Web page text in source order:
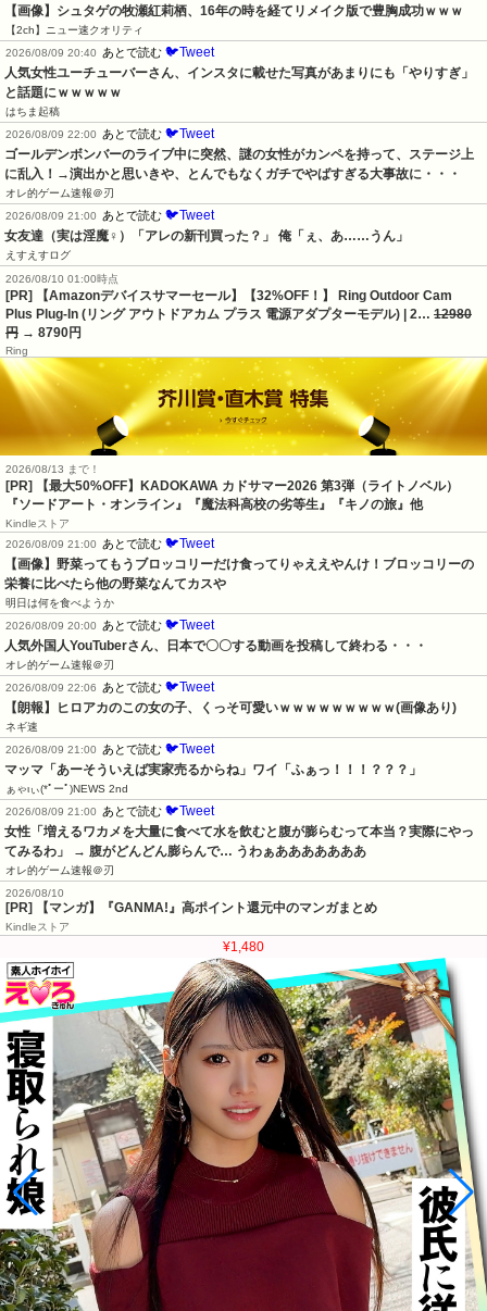
【画像】シュタゲの牧瀬紅莉栖、16年の時を経てリメイク版で豊胸成功ｗｗｗ
【2ch】ニュー速クオリティ
2026/08/09 20:40
あとで読む 🐦Tweet
人気女性ユーチューバーさん、インスタに載せた写真があまりにも「やりすぎ」
と話題にｗｗｗｗｗ
はちま起稿
2026/08/09 22:00
あとで読む 🐦Tweet
ゴールデンボンバーのライブ中に突然、謎の女性がカンペを持って、ステージ上
に乱入！→演出かと思いきや、とんでもなくガチでやばすぎる大事故に・・・
オレ的ゲーム速報＠刃
2026/08/09 21:00
あとで読む 🐦Tweet
女友達（実は淫魔♀）「アレの新刊買った？」 俺「ぇ、あ……うん」
えすえすログ
2026/08/10 01:00時点
[PR] 【Amazonデバイスサマーセール】【32%OFF！】 Ring Outdoor Cam
Plus Plug-In (リング アウトドアカム プラス 電源アダプターモデル) | 2… 12980
円 → 8790円
Ring
2026/08/13 まで！
[PR]
【最大50%OFF】KADOKAWA カドサマー2026 第3弾（ライトノベル）
『ソードアート・オンライン』『魔法科高校の劣等生』『キノの旅』他
Kindleストア
2026/08/09 21:00
あとで読む 🐦Tweet
【画像】野菜ってもうブロッコリーだけ食ってりゃええやんけ！ブロッコリーの
栄養に比べたら他の野菜なんてカスや
明日は何を食べようか
2026/08/09 20:00
あとで読む 🐦Tweet
人気外国人YouTuberさん、日本で〇〇する動画を投稿して終わる・・・
オレ的ゲーム速報＠刃
2026/08/09 22:06
あとで読む 🐦Tweet
【朗報】ヒロアカのこの女の子、くっそ可愛いｗｗｗｗｗｗｗｗｗ(画像あり)
ネギ速
2026/08/09 21:00
あとで読む 🐦Tweet
マッマ「あーそういえば実家売るからね」ワイ「ふぁっ！！！？？？」
ぁゃιぃ(*ﾟーﾟ)NEWS 2nd
2026/08/09 21:00
あとで読む 🐦Tweet
女性「増えるワカメを大量に食べて水を飲むと腹が膨らむって本当？実際にやっ
てみるわ」 → 腹がどんどん膨らんで… うわぁあああああああ
オレ的ゲーム速報＠刃
2026/08/10
[PR] 【マンガ】『GANMA!』高ポイント還元中のマンガまとめ
Kindleストア
¥1,480